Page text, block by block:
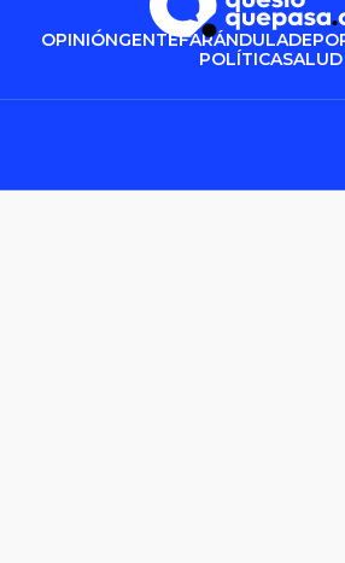
OPINIÓNGENTEFARÁNDULA
POLÍTICASALUD